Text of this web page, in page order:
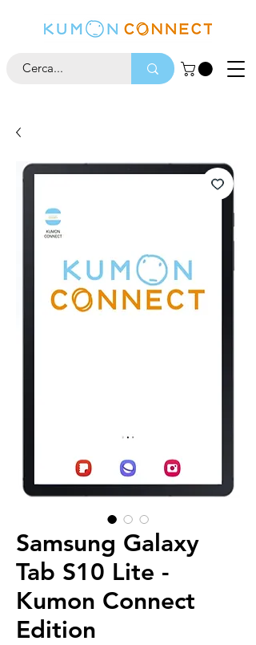
Samsung Galaxy
Tab S10 Lite -
Kumon Connect
Edition